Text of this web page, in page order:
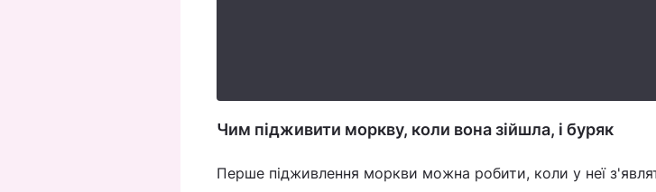
Чим підживити моркву, коли вона зійшла, і буряк
Перше підживлення моркви можна робити, коли у неї